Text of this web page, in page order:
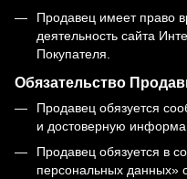
Продавец имеет право
деятельность сайта
Покупателя.
Обязательство
Продавец обязуется
и достоверную
Продавец обязуется в
персональных данных»